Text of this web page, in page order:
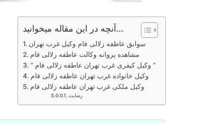
آنچه در این مقاله میخوانید...
سوابق عاطفه زلالی فام وکیل غرب تهران
مشاهده پروانه وکالت عاطفه زلالی فام
” وکیل کیفری غرب تهران عاطفه زلالی فام “
وکیل خانواده غرب تهران عاطفه زلالی فام
وکیل ملکی غرب تهران عاطفه زلالی فام
رضایت